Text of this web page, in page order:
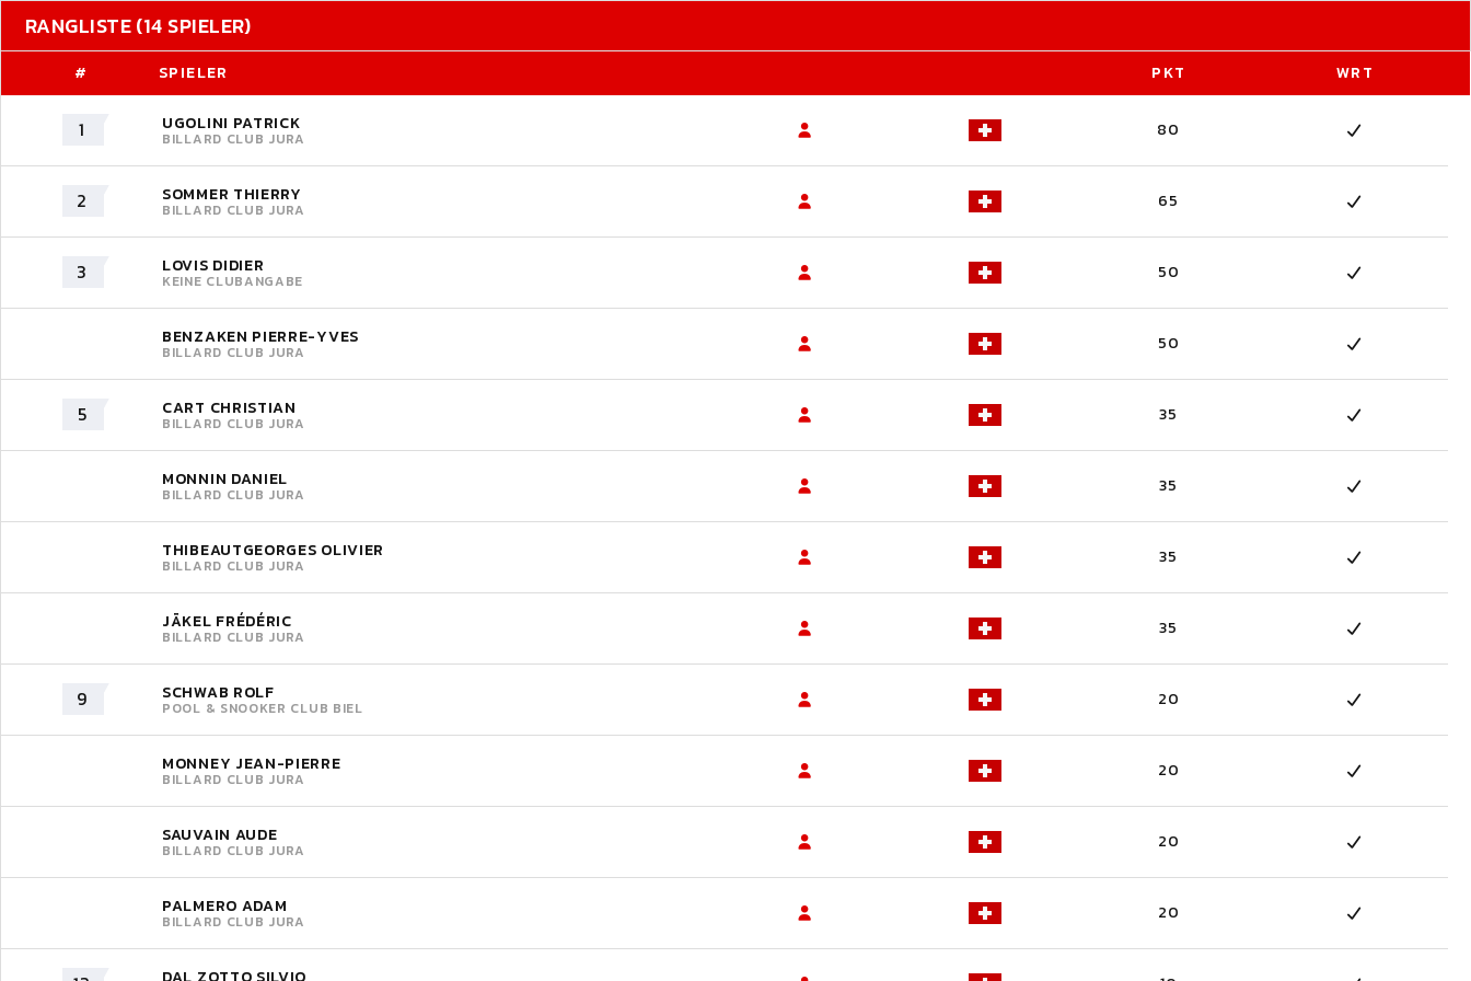
RANGLISTE (14 SPIELER)
# SPIELER PKT WRT
1 UGOLINI PATRICK
BILLARD CLUB JURA 80
2 SOMMER THIERRY
BILLARD CLUB JURA 65
3 LOVIS DIDIER
KEINE CLUBANGABE 50
BENZAKEN PIERRE-YVES
BILLARD CLUB JURA 50
5 CART CHRISTIAN
BILLARD CLUB JURA 35
MONNIN DANIEL
BILLARD CLUB JURA 35
THIBEAUTGEORGES OLIVIER
BILLARD CLUB JURA 35
JÄKEL FRÉDÉRIC
BILLARD CLUB JURA 35
9 SCHWAB ROLF
POOL & SNOOKER CLUB BIEL 20
MONNEY JEAN-PIERRE
BILLARD CLUB JURA 20
SAUVAIN AUDE
BILLARD CLUB JURA 20
PALMERO ADAM
BILLARD CLUB JURA 20